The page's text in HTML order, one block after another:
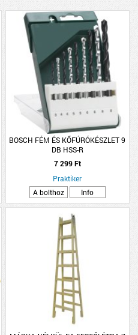
BOSCH FÉM ÉS KŐFÚRÓKÉSZLET 9
DB HSS-R
7 299 Ft
Praktiker
A bolthoz
Info